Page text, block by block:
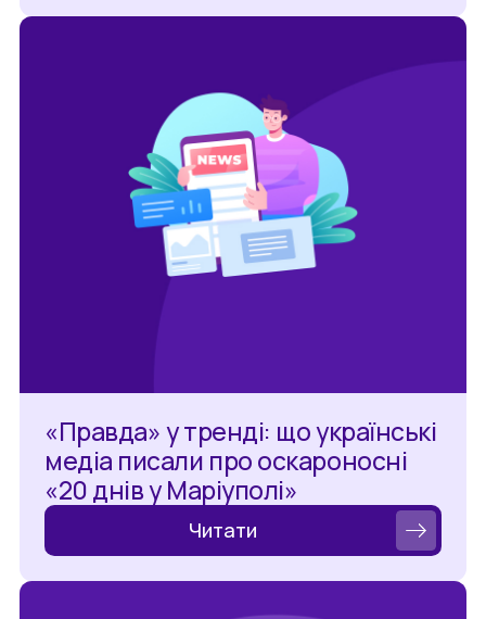
«Правда» у тренді: що українські
медіа писали про оскароносні
«20 днів у Маріуполі»
Читати